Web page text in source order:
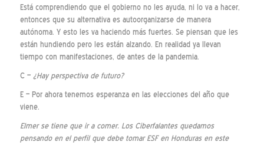
Está comprendiendo que el gobierno no les ayuda, ni lo va a hacer,
entonces que su alternativa es autoorganizarse de manera
autónoma. Y esto les va haciendo más fuertes. Se piensan que les
están hundiendo pero les están alzando. En realidad ya llevan
tiempo con manifestaciones, de antes de la pandemia.
C – ¿Hay perspectiva de futuro?
E – Por ahora tenemos esperanza en las elecciones del año que
viene.
Elmer se tiene que ir a comer. Los Ciberfalantes quedamos
pensando en el perfil que debe tomar ESF en Honduras en este